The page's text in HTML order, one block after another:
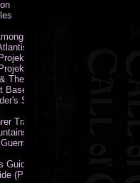
the Wolves (PDF)
(PDF)
The Sands
& Icy Ruins
Set
Train
of Madness
Secreta
(PDF)
(PDF)